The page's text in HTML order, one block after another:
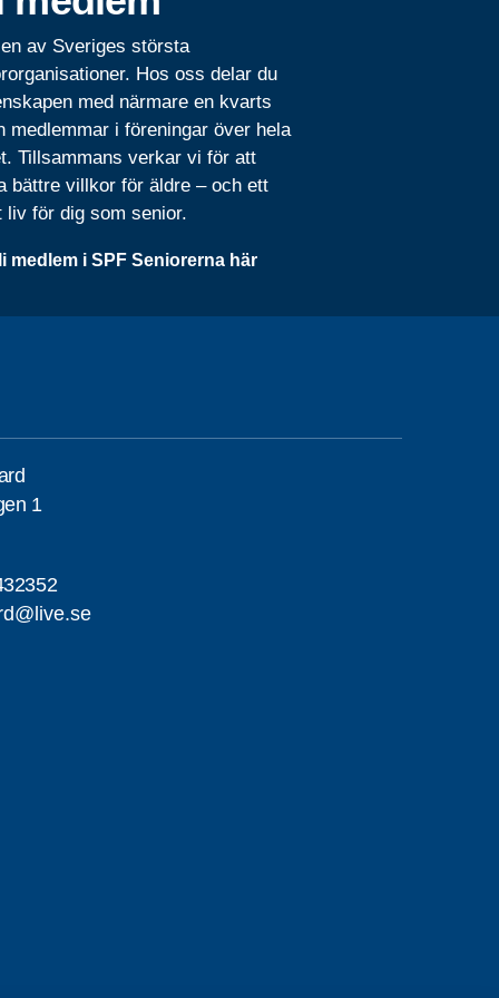
av Sveriges största
Hos oss delar du
med närmare en kvarts
medlemmar i föreningar över hela
Tillsammans verkar vi för att
bättre villkor för äldre – och ett
liv för dig som senior.
medlem i SPF Seniorerna här
1